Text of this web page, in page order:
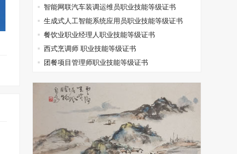
智能网联汽车装调运维员职业技能等级证书
生成式人工智能系统应用员职业技能等级证书
餐饮业职业经理人职业技能等级证书
西式烹调师 职业技能等级证书
团餐项目管理师职业技能等级证书